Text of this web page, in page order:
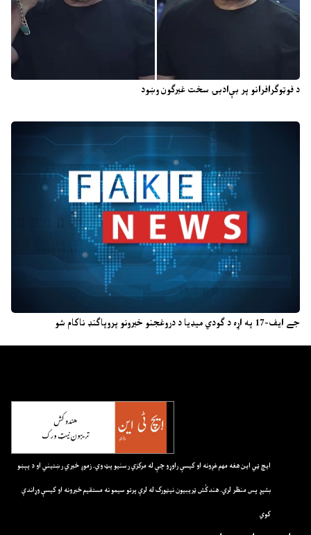
د فوټوګرافرانو پر بې‌ادبۍ سخت غبرګون وښود
جے ایف-17 په اړه د ګودي میډیا د دروغجنو خبرونو پروپاګنډ ناکام شو
ايچ ټي اين هغه مهم غږونه او کيسې راوړو چې له مرکزي رسنيو پټ وي. زموږ خبري رښتيني او د پېښو
بشپړ پس منظر لري. هندکُش ټريبيون نيټورک له لرې پرتو سيمو نه مستقيم خبرونه او کيسې وړاندې
کوي